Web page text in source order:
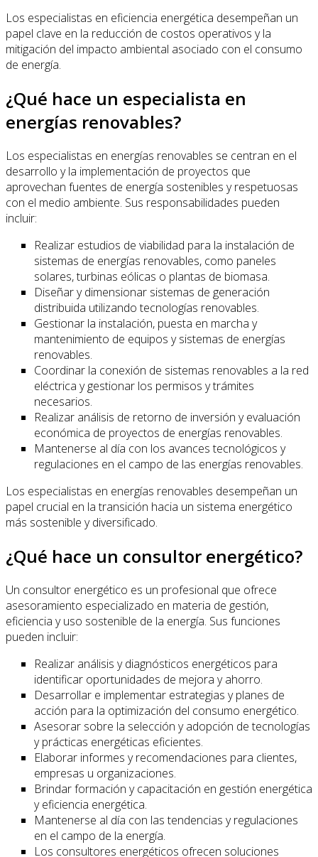
Los especialistas en eficiencia energética desempeñan un
papel clave en la reducción de costos operativos y la
mitigación del impacto ambiental asociado con el consumo
de energía.
¿Qué hace un especialista en
energías renovables?
Los especialistas en energías renovables se centran en el
desarrollo y la implementación de proyectos que
aprovechan fuentes de energía sostenibles y respetuosas
con el medio ambiente. Sus responsabilidades pueden
incluir:
Realizar estudios de viabilidad para la instalación de
sistemas de energías renovables, como paneles
solares, turbinas eólicas o plantas de biomasa.
Diseñar y dimensionar sistemas de generación
distribuida utilizando tecnologías renovables.
Gestionar la instalación, puesta en marcha y
mantenimiento de equipos y sistemas de energías
renovables.
Coordinar la conexión de sistemas renovables a la red
eléctrica y gestionar los permisos y trámites
necesarios.
Realizar análisis de retorno de inversión y evaluación
económica de proyectos de energías renovables.
Mantenerse al día con los avances tecnológicos y
regulaciones en el campo de las energías renovables.
Los especialistas en energías renovables desempeñan un
papel crucial en la transición hacia un sistema energético
más sostenible y diversificado.
¿Qué hace un consultor energético?
Un consultor energético es un profesional que ofrece
asesoramiento especializado en materia de gestión,
eficiencia y uso sostenible de la energía. Sus funciones
pueden incluir:
Realizar análisis y diagnósticos energéticos para
identificar oportunidades de mejora y ahorro.
Desarrollar e implementar estrategias y planes de
acción para la optimización del consumo energético.
Asesorar sobre la selección y adopción de tecnologías
y prácticas energéticas eficientes.
Elaborar informes y recomendaciones para clientes,
empresas u organizaciones.
Brindar formación y capacitación en gestión energética
y eficiencia energética.
Mantenerse al día con las tendencias y regulaciones
en el campo de la energía.
Los consultores energéticos ofrecen soluciones